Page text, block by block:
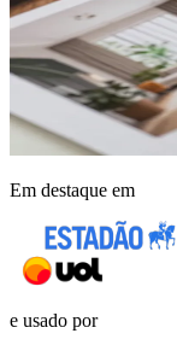
Em destaque em
e usado por